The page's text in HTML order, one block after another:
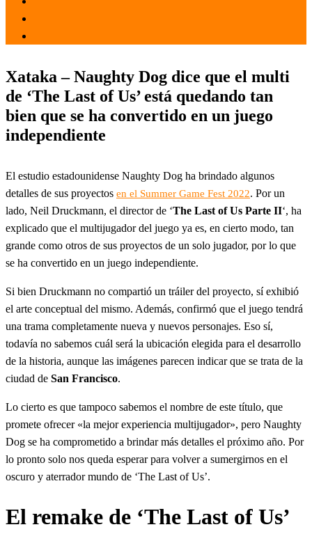
Xataka – Naughty Dog dice que el multi
de ‘The Last of Us’ está quedando tan
bien que se ha convertido en un juego
independiente
El estudio estadounidense Naughty Dog ha brindado algunos
detalles de sus proyectos en el Summer Game Fest 2022. Por un
lado, Neil Druckmann, el director de ‘The Last of Us Parte II‘, ha
explicado que el multijugador del juego ya es, en cierto modo, tan
grande como otros de sus proyectos de un solo jugador, por lo que
se ha convertido en un juego independiente.
Si bien Druckmann no compartió un tráiler del proyecto, sí exhibió
el arte conceptual del mismo. Además, confirmó que el juego tendrá
una trama completamente nueva y nuevos personajes. Eso sí,
todavía no sabemos cuál será la ubicación elegida para el desarrollo
de la historia, aunque las imágenes parecen indicar que se trata de la
ciudad de San Francisco.
Lo cierto es que tampoco sabemos el nombre de este título, que
promete ofrecer «la mejor experiencia multijugador», pero Naughty
Dog se ha comprometido a brindar más detalles el próximo año. Por
lo pronto solo nos queda esperar para volver a sumergirnos en el
oscuro y aterrador mundo de ‘The Last of Us’.
El remake de ‘The Last of Us’